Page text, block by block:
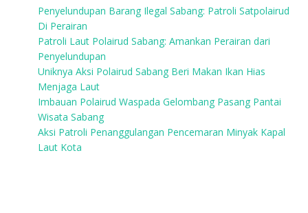
Penyelundupan Barang Ilegal Sabang: Patroli Satpolairud
Di Perairan
Patroli Laut Polairud Sabang: Amankan Perairan dari
Penyelundupan
Uniknya Aksi Polairud Sabang Beri Makan Ikan Hias
Menjaga Laut
Imbauan Polairud Waspada Gelombang Pasang Pantai
Wisata Sabang
Aksi Patroli Penanggulangan Pencemaran Minyak Kapal
Laut Kota